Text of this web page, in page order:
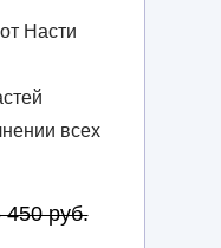
450 руб.
всех
Насти